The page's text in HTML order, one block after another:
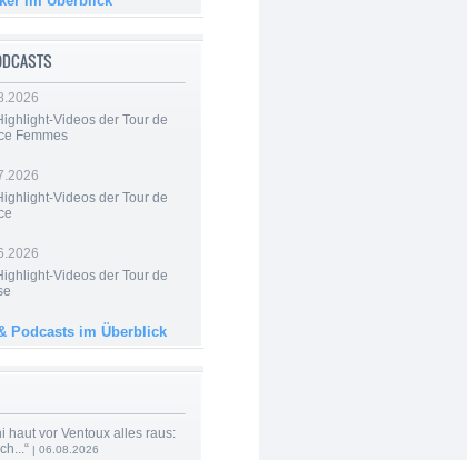
Videos der Tour de
Femmes
Videos der Tour de
Videos der Tour de
Podcasts im Überblick
haut vor Ventoux alles raus:
| 06.08.2026